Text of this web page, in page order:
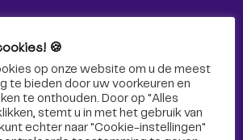
niet alleen hier, maar ook via social
🍪
op onze website om u de meest
te bieden door uw voorkeuren en
te onthouden. Door op "Alles
stemt u in met het gebruik van
echter naar "Cookie-instellingen"